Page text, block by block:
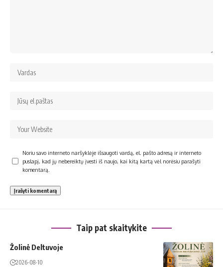
Noriu savo interneto naršyklėje išsaugoti vardą, el. pašto adresą ir interneto
puslapį, kad jų nebereiktų įvesti iš naujo, kai kitą kartą vėl norėsiu parašyti
komentarą.
Taip pat skaitykite
Žolinė Deltuvoje
2026-08-10